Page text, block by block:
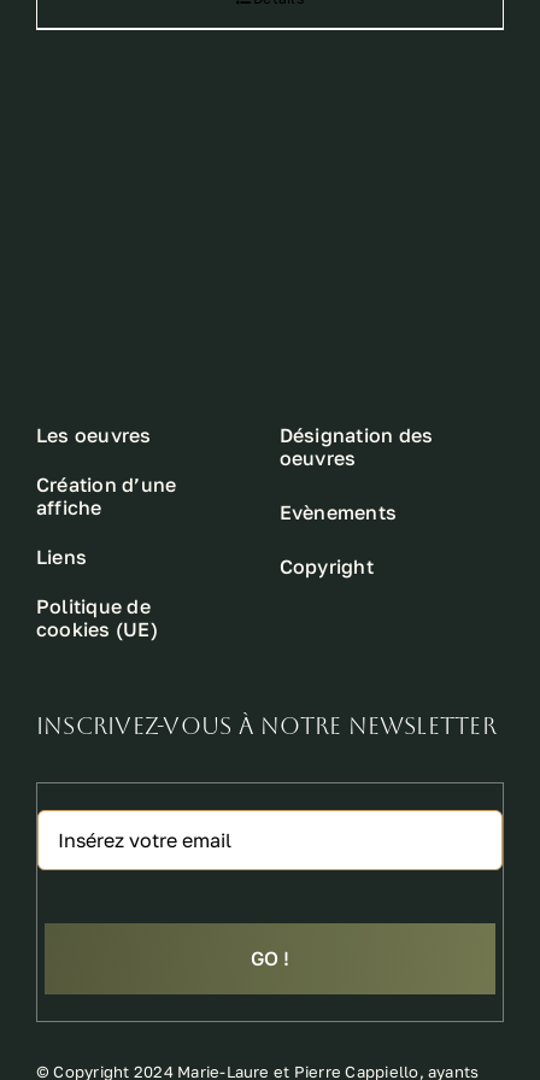
Les oeuvres
Création d’une
affiche
Liens
Politique de
cookies (UE)
Désignation des
oeuvres
Evènements
Copyright
INSCRIVEZ-VOUS À NOTRE NEWSLETTER
GO !
©Copyright 2024 Marie-Laure et Pierre Cappiello, ayants